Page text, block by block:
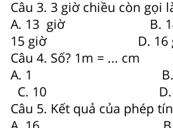
Câu 3. 3 giờ chiều còn gọi
A. 13 giờ
15 giờ D. 16
Câu 4. Số? 1m = ... cm
A. 1
C. 10 D.
Câu 5. Kết quả của phép